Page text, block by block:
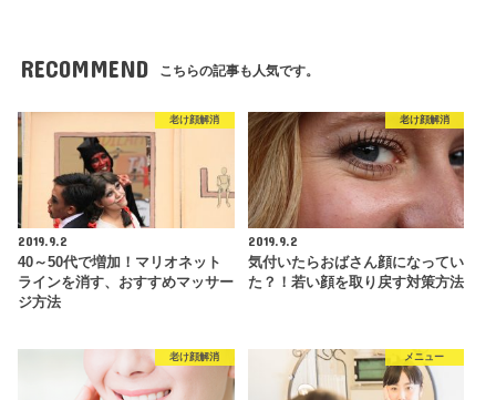
RECOMMEND こちらの記事も人気です。
老け顔解消
2019.9.2
40～50代で増加！マリオネット
ラインを消す、おすすめマッサー
ジ方法
老け顔解消
2019.9.2
気付いたらおばさん顔になってい
た？！若い顔を取り戻す対策方法
老け顔解消 メニュー